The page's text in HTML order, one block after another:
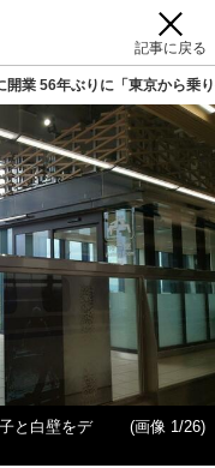
記事に戻る
業 56年ぶりに「東京から乗
と白壁をデ
(画像 1/26)